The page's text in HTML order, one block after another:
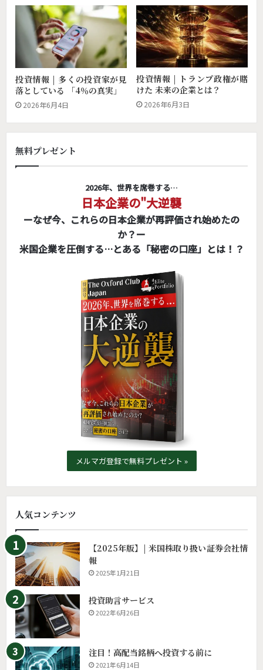
投資情報 | 多くの投資家が見
落としている 「4％の真実」
2026年6月4日
投資情報 | トランプ政権が賭
けた 未来の企業とは？
2026年6月3日
無料プレゼント
2026年、世界を席巻する…
日本企業の"大逆襲
ーなぜ今、これらの日本企業が再評価され始めたの
か？ー
米国企業を圧倒する…とある「秘密の口座」とは！？
メルマガ登録で無料プレゼント »
人気コンテンツ
【2025年版】| 米国株取り扱い証券会社情
報
2025年1月21日
投資助言サービス
2022年6月26日
注目！高配当銘柄へ投資する前に
2021年6月14日